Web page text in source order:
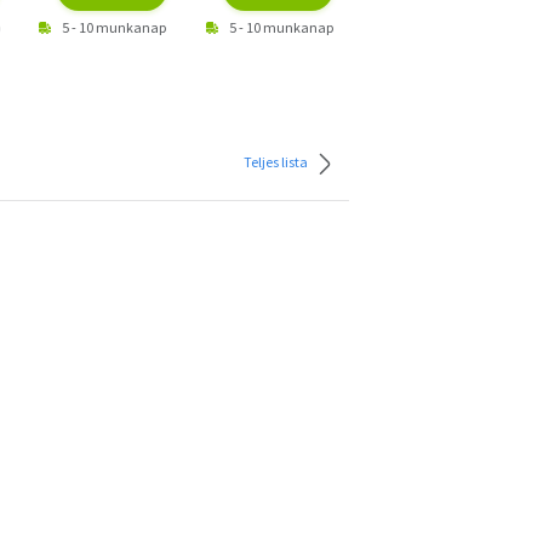
5 - 10 munkanap 5 - 10 munkanap
Teljes lista